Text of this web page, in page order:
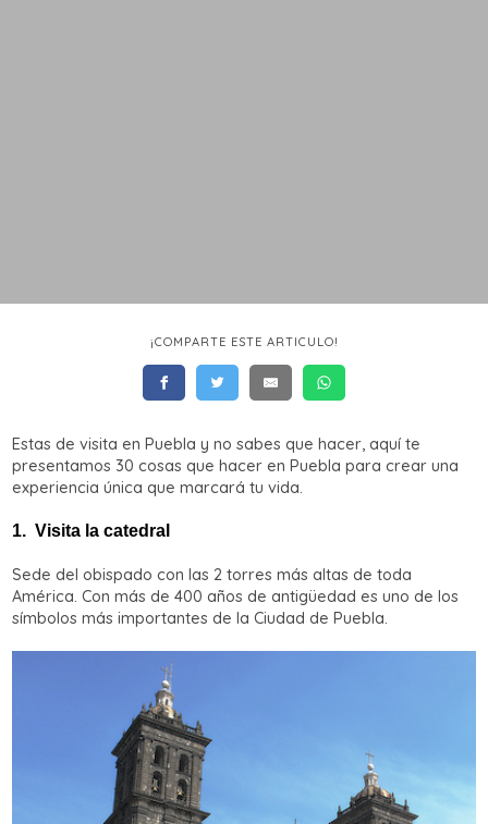
¡COMPARTE ESTE ARTICULO!
Estas de visita en Puebla y no sabes que hacer, aquí te
presentamos 30 cosas que hacer en Puebla para crear una
experiencia única que marcará tu vida.
1. Visita la catedral
Sede del obispado con las 2 torres más altas de toda
América. Con más de 400 años de antigüedad es uno de los
símbolos más importantes de la Ciudad de Puebla.